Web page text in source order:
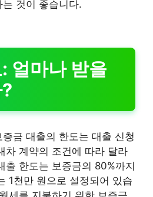
것이 좋습니다.
얼마나 받을
금 대출의 한도는 대출 신청
차 계약의 조건에 따라 달라
출 한도는 보증금의 80%까지
1천만 원으로 설정되어 있습